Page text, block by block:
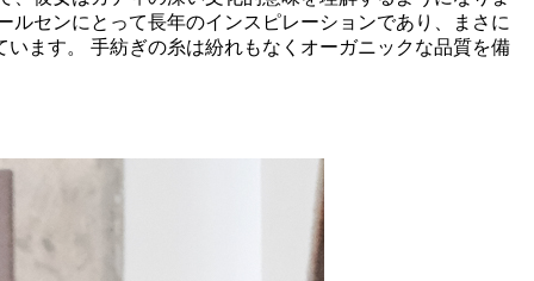
センにとって長年のインスピレーションであり、まさに
ます。 手紡ぎの糸は紛れもなくオーガニックな品質を備